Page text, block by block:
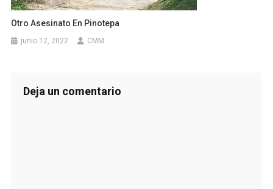
Otro Asesinato En Pinotepa
junio 12, 2022 CMM
Deja un comentario